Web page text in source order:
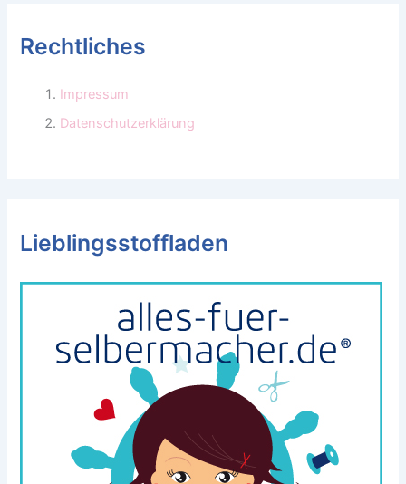
Rechtliches
Impressum
Datenschutzerklärung
Lieblingsstoffladen